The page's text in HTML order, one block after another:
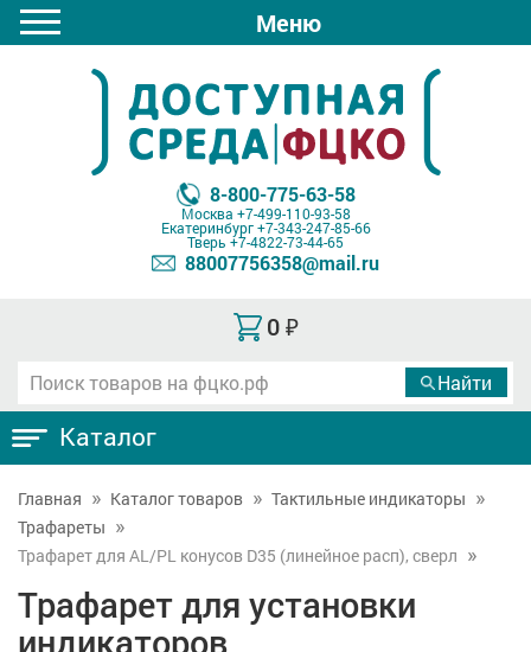
Меню
8-800-775-63-58
Москва +7-499-110-93-58
Екатеринбург+7-343-247-85-66
Тверь +7-4822-73-44-65
88007756358@mail.ru
0 ₽
Каталог
Главная Каталог товаров
Тактильные индикаторы
Трафареты
Трафарет для AL/PL конусов D35 (линейное расп), сверл
Трафарет для установки
индикаторов